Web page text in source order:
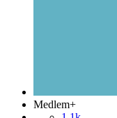
Medlem+